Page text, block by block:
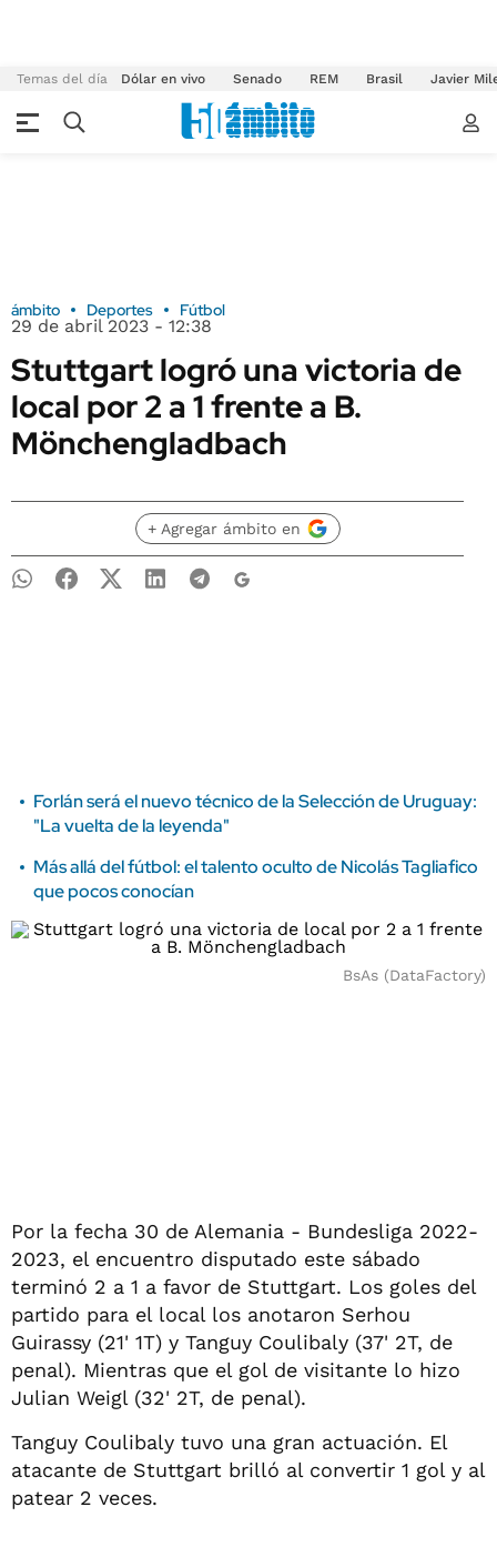
Temas del día Dólar en vivo Senado REM Brasil Javier
ámbito Deportes Fútbol
29 de abril 2023 - 12:38
Stuttgart logró una victoria de
local por 2 a 1 frente a B.
Mönchengladbach
+ Agregar ámbito en
Forlán será el nuevo técnico de la Selección de Uruguay:
"La vuelta de la leyenda"
Más allá del fútbol: el talento oculto de Nicolás Tagliafico
que pocos conocían
BsAs (DataFactory)
Por la fecha 30 de Alemania - Bundesliga 2022-
2023, el encuentro disputado este sábado
terminó 2 a 1 a favor de Stuttgart. Los goles del
partido para el local los anotaron Serhou
Guirassy (21' 1T) y Tanguy Coulibaly (37' 2T, de
penal). Mientras que el gol de visitante lo hizo
Julian Weigl (32' 2T, de penal).
Tanguy Coulibaly tuvo una gran actuación. El
atacante de Stuttgart brilló al convertir 1 gol y al
patear 2 veces.